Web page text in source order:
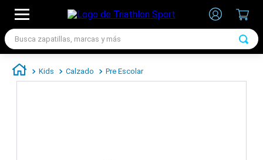
Busca zapatillas, marcas y más
Kids Calzado Pre Escolar
1.
zapatillas futbol